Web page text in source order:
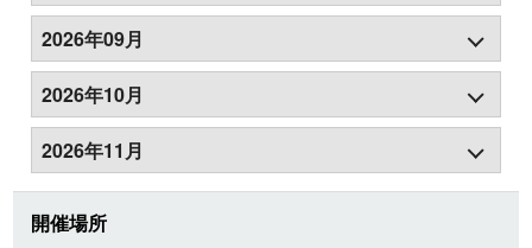
2026年09月
2026年10月
2026年11月
開催場所